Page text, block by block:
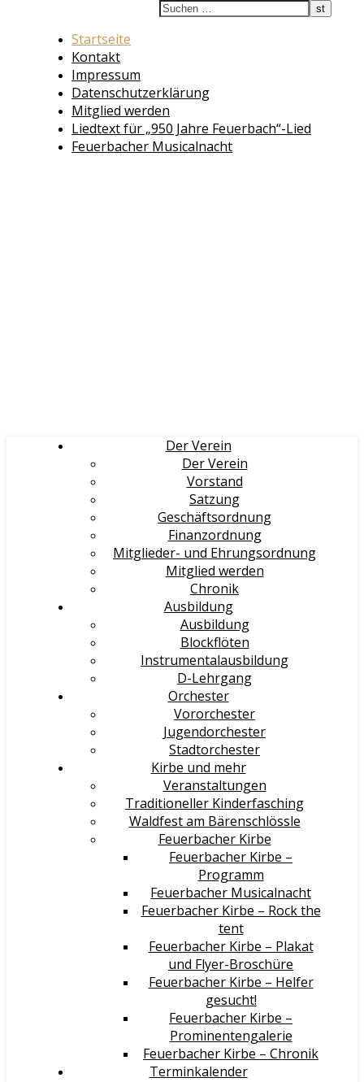
Startseite
Kontakt
Impressum
Datenschutzerklärung
Mitglied werden
Liedtext für „950 Jahre Feuerbach“-Lied
Feuerbacher Musicalnacht
Der Verein
Der Verein
Vorstand
Satzung
Geschäftsordnung
Finanzordnung
Mitglieder- und Ehrungsordnung
Mitglied werden
Chronik
Ausbildung
Ausbildung
Blockflöten
Instrumentalausbildung
D-Lehrgang
Orchester
Vororchester
Jugendorchester
Stadtorchester
Kirbe und mehr
Veranstaltungen
Traditioneller Kinderfasching
Waldfest am Bärenschlössle
Feuerbacher Kirbe
Feuerbacher Kirbe –
Programm
Feuerbacher Musicalnacht
Feuerbacher Kirbe – Rock the
tent
Feuerbacher Kirbe – Plakat
und Flyer-Broschüre
Feuerbacher Kirbe – Helfer
gesucht!
Feuerbacher Kirbe –
Prominentengalerie
Feuerbacher Kirbe – Chronik
Terminkalender